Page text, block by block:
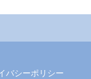
バシーポリシー